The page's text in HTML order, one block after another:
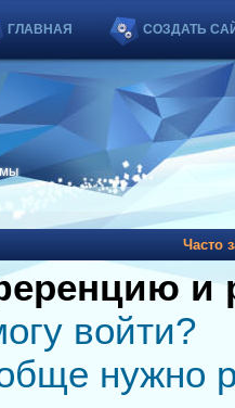
ГЛАВНАЯ СОЗДАТЬ
Часто
и
войти?
нужно